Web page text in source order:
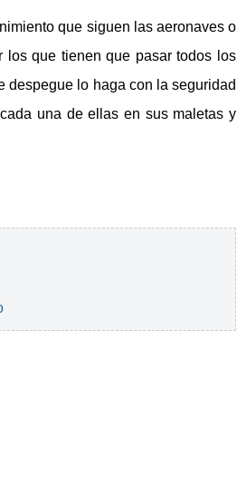
que siguen las aeronaves o
los que tienen que pasar todos los
despegue lo haga con la seguridad
una de ellas en sus maletas y